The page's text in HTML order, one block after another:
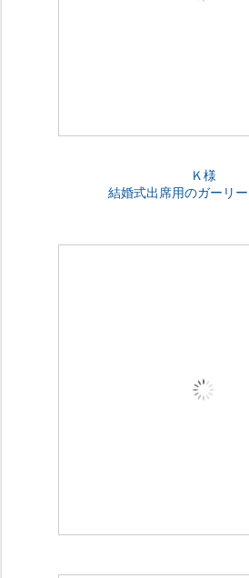
Ｋ様
結婚式出席用のガーリ